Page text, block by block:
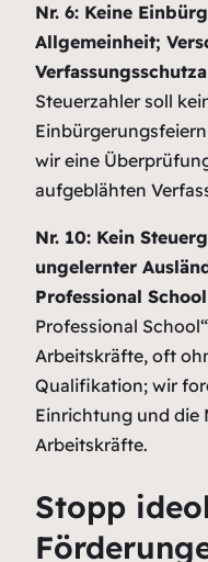
Nr. 6: Keine
Allgemeinheit;
Steuerzahler soll
wir eine
aufgeblähten
Nr. 10: Kein
ungelernter
Professional
Professional
Arbeitskräfte, oft
Qualifikation; wir
Einrichtung und die
Arbeitskräfte.
Stopp